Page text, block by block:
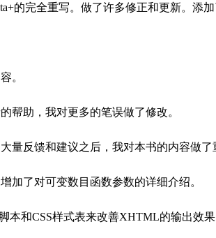
的完全重写。做了许多修正和更新。添
。
帮助，我对更多的笔误做了修改。
量反馈和建议之后，我对本书的内容做
加了对可变数目函数参数的详细介绍。
本和CSS样式表来改善XHTML的输出效